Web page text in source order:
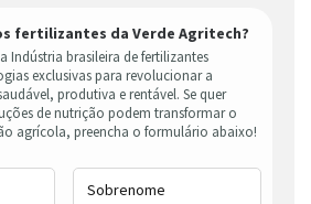
fertilizantes da Verde Agritech?
Indústria brasileira de fertilizantes
exclusivas para revolucionar a
produtiva e rentável. Se quer
de nutrição podem transformar o
agrícola, preencha o formulário abaixo!